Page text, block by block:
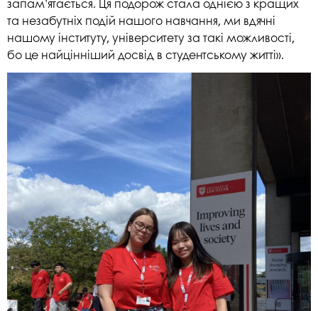
та незабутніх подій нашого навчання, ми вдячні
нашому інституту, університету за такі можливості,
бо це найцінніший досвід в студентському житті».